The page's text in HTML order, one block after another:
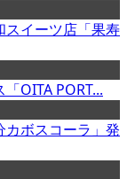
スイーツ店「果寿
OITA PORT...
カボスコーラ」発